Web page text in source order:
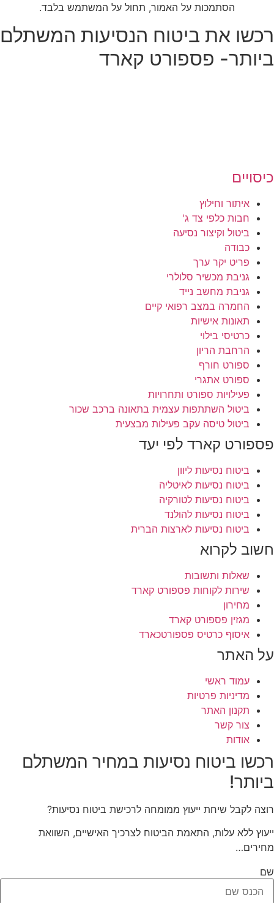
הסתמכות על האמור, תחול על המשתמש בלבד.
רכשו את ביטוח הנסיעות המשתלם
ביותר- פספורט קארד
כיסויים
איתור וחילוץ
חבות כלפי צד ג'
ביטול וקיצור נסיעה
כבודה
פריט יקר ערך
גניבת מכשיר סלולרי
גניבת מחשב נייד
החמרה במצב רפואי קיים
תאונות אישיות
כרטיסי בילוי
הרחבת הריון
ספורט חורף
ספורט אתגרי
פעילויות ספורט ותחרויות
ביטול השתתפות עצמית בתאונה ברכב שכור
ביטול טיסה עקב פעילות מבצעית
פספורט קארד לפי יעד
ביטוח נסיעות ליוון
ביטוח נסיעות לאיטליה
ביטוח נסיעות לטורקיה
ביטוח נסיעות להולנד
ביטוח נסיעות לארצות הברית
חשוב לקרוא
שאלות ותשובות
שירות לקוחות פספורט קארד
מחירון
מגזין פספורט קארד
איסוף כרטיס פספורטכארד
על האתר
עמוד ראשי
מדיניות פרטיות
תקנון האתר
צור קשר
אודות
רכשו ביטוח נסיעות במחיר המשתלם
ביותר!
רוצה לקבל שיחת ייעוץ ממומחה לרכישת ביטוח נסיעות?
ייעוץ ללא עלות, התאמת הביטוח לצרכיך האישיים, השוואת
מחירים…
שם